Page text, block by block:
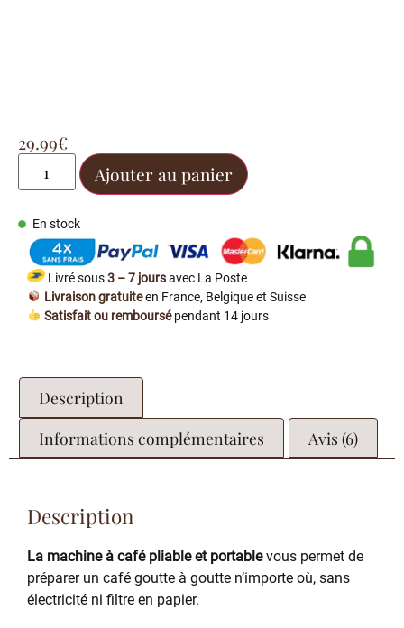
29.99€
Ajouter au panier
En stock
Livré sous3 – 7 joursavec La Poste
Livraison gratuiteen France, Belgique et Suisse
Satisfait ou remboursépendant 14 jours
Description
Informations complémentaires
Avis (6)
Description
La machine à café pliable et portablevous permet de
préparer un café goutte à goutte n’importe où, sans
électricité ni filtre en papier.